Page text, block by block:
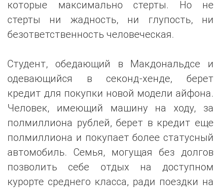
которые максимально стерты. Но не
стерты ни жадность, ни глупость, ни
безответственность человеческая.
Студент, обедающий в Макдональдсе и
одевающийся в секонд-хенде, берет
кредит для покупки новой модели айфона.
Человек, имеющий машину на ходу, за
полмиллиона рублей, берет в кредит еще
полмиллиона и покупает более статусный
автомобиль. Семья, могущая без долгов
позволить себе отдых на доступном
курорте среднего класса, ради поездки на